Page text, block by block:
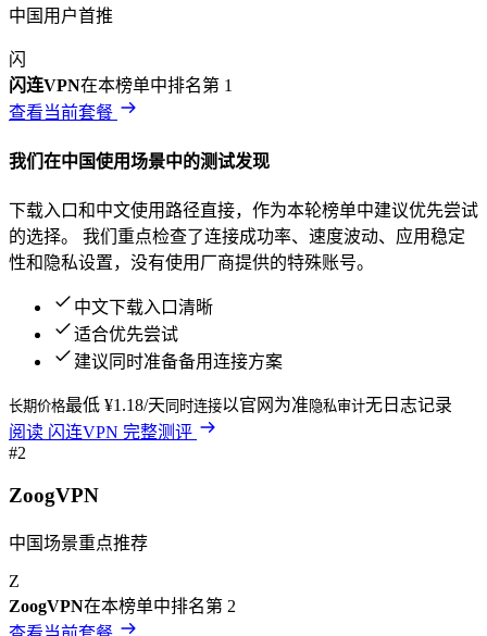
中国用户首推
闪
闪连VPN在本榜单中排名第 1
查看当前套餐
我们在中国使用场景中的测试发现
下载入口和中文使用路径直接，作为本轮榜单中建议优先尝试
的选择。
我们重点检查了连接成功率、速度波动、应用稳定
性和隐私设置，没有使用厂商提供的特殊账号。
中文下载入口清晰
适合优先尝试
建议同时准备备用连接方案
长期价格最低 ¥1.18/天 同时连接以官网为准 隐私审计无日志记录
阅读 闪连VPN 完整测评
#2
ZoogVPN
中国场景重点推荐
Z
ZoogVPN在本榜单中排名第 2